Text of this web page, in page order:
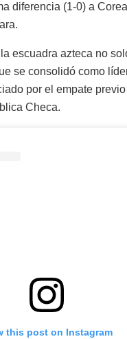
diferencia (1-0) a
escuadra azteca no
se consolidó como
por el empate
Checa.
this post on Instagram